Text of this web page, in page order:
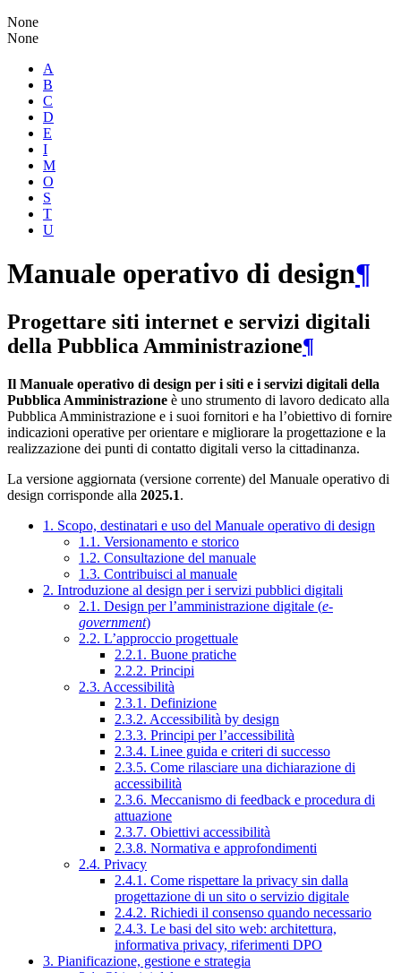
None
None
A
B
C
D
E
I
M
O
S
T
U
Manuale operativo di design¶
Progettare siti internet e servizi digitali
della Pubblica Amministrazione¶
Il Manuale operativo di design per i siti e i servizi digitali della
Pubblica Amministrazione è uno strumento di lavoro dedicato alla
Pubblica Amministrazione e i suoi fornitori e ha l’obiettivo di fornire
indicazioni operative per orientare e migliorare la progettazione e la
realizzazione dei punti di contatto digitali verso la cittadinanza.
La versione aggiornata (versione corrente) del Manuale operativo di
design corrisponde alla 2025.1.
1. Scopo, destinatari e uso del Manuale operativo di design
1.1. Versionamento e storico
1.2. Consultazione del manuale
1.3. Contribuisci al manuale
2. Introduzione al design per i servizi pubblici digitali
2.1. Design per l’amministrazione digitale (e-
government)
2.2. L’approccio progettuale
2.2.1. Buone pratiche
2.2.2. Principi
2.3. Accessibilità
2.3.1. Definizione
2.3.2. Accessibilità by design
2.3.3. Principi per l’accessibilità
2.3.4. Linee guida e criteri di successo
2.3.5. Come rilasciare una dichiarazione di
accessibilità
2.3.6. Meccanismo di feedback e procedura di
attuazione
2.3.7. Obiettivi accessibilità
2.3.8. Normativa e approfondimenti
2.4. Privacy
2.4.1. Come rispettare la privacy sin dalla
progettazione di un sito o servizio digitale
2.4.2. Richiedi il consenso quando necessario
2.4.3. Le basi del sito web: architettura,
informativa privacy, riferimenti DPO
3. Pianificazione, gestione e strategia